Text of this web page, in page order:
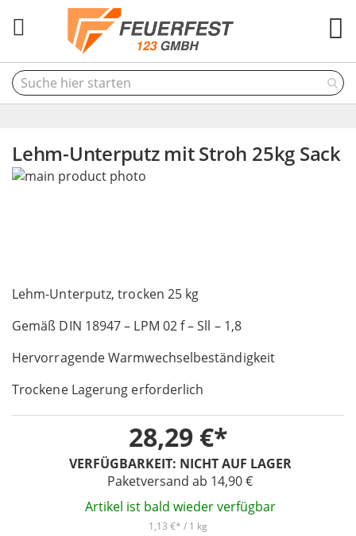
Lehm-Unterputz mit Stroh 25kg Sack
Lehm-Unterputz, trocken 25 kg
Gemäß DIN 18947 – LPM 02 f – Sll – 1,8
Hervorragende Warmwechselbeständigkeit
Trockene Lagerung erforderlich
VERFÜGBARKEIT: NICHT AUF LAGER
Paketversand ab 14,90 €
Artikel ist bald wieder verfügbar
28,29 €
1,13 € / 1 kg
Skip
gallery
to
beginning
the
images
gallery